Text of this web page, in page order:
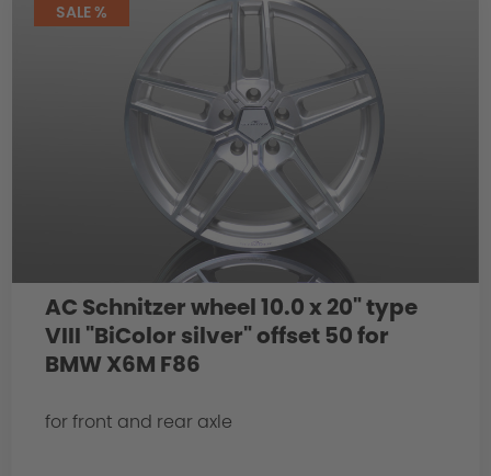
SALE %
AC Schnitzer wheel 10.0 x 20" type
VIII "BiColor silver" offset 50 for
BMW X6M F86
for front and rear axle